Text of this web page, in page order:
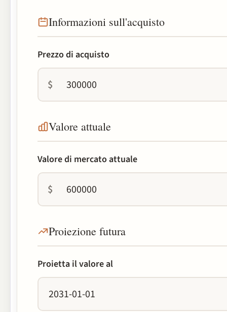
Informazioni sull'acquisto
Prezzo di acquisto
$
Valore attuale
Valore di mercato attuale
$
Proiezione futura
Proietta il valore al